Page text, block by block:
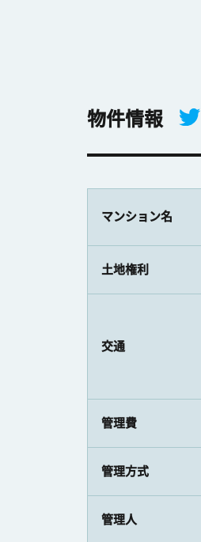
物件情報
マンション名
土地権利
交通
管理費
管理方式
管理人